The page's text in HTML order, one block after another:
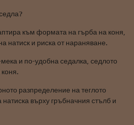
към формата на гърба на коня,
натиск и риска от нараняване.
и по-удобна седалка, седлото
разпределение на теглото
върху гръбначния стълб и